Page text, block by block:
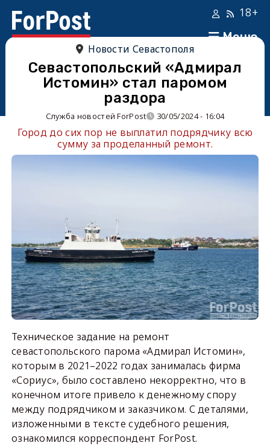
Меню
18+
Новости Севастополя
Севастопольский «Адмирал
Истомин» стал паромом
раздора
Служба новостей ForPost 30/05/2024 - 16:04
Город до сих пор не выплатил подрядчику всю
сумму за проделанный ремонт.
Техническое задание на ремонт
севастопольского парома «Адмирал Истомин»,
которым в 2021–2022 годах занималась фирма
«Сориус», было составлено некорректно, что в
конечном итоге привело к денежному спору
между подрядчиком и заказчиком. С деталями,
изложенными в тексте судебного решения,
ознакомился корреспондент ForPost.